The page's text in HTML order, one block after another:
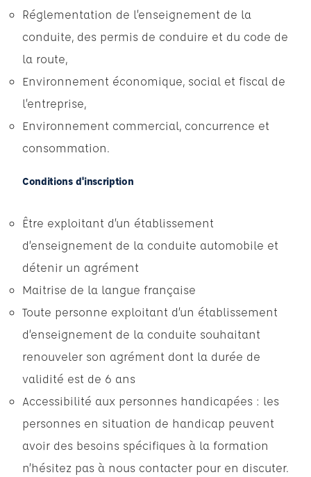
Réglementation de l’enseignement de la
conduite, des permis de conduire et du code de
la route,
Environnement économique, social et fiscal de
l’entreprise,
Environnement commercial, concurrence et
consommation.
Conditions d'inscription
Être exploitant d’un établissement
d’enseignement de la conduite automobile et
détenir un agrément
Maitrise de la langue française
Toute personne exploitant d’un établissement
d’enseignement de la conduite souhaitant
renouveler son agrément dont la durée de
validité est de 6 ans
Accessibilité aux personnes handicapées : les
personnes en situation de handicap peuvent
avoir des besoins spécifiques à la formation
n’hésitez pas à nous contacter pour en discuter.